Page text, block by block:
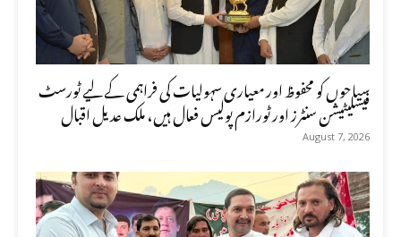
سیاحوں کو محفوظ اور معیاری سہولیات کی فراہمی کے لیے ٹورسٹ
فیسلیٹیشن سنٹرز اور ٹورازم پولیس فعال ہیں، ملک عدیل اقبال
August 7, 2026